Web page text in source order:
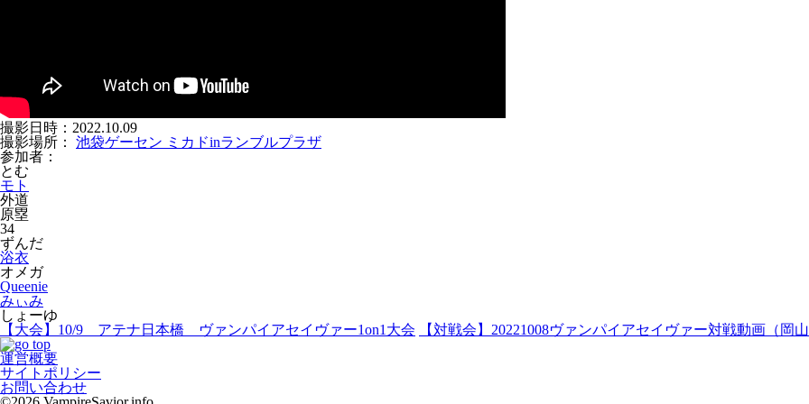
撮影日時：2022.10.09
撮影場所： 池袋ゲーセン ミカドinランブルプラザ
参加者：
とむ
モト
外道
原塁
34
ずんだ
浴衣
オメガ
Queenie
みぃみ
しょーゆ
【大会】10/9 アテナ日本橋 ヴァンパイアセイヴァー1on1大会
【対戦会】20221008ヴァンパイアセイヴァー対戦動画（岡
運営概要
サイトポリシー
お問い合わせ